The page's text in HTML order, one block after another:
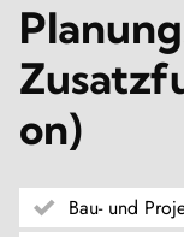
on)
Bau- und